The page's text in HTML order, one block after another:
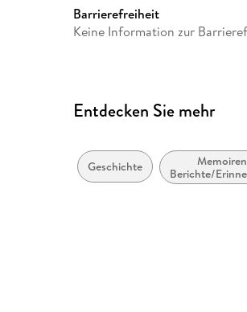
Barrierefreiheit
Keine Information zur
Entdecken Sie mehr
Geschichte
Berichte/